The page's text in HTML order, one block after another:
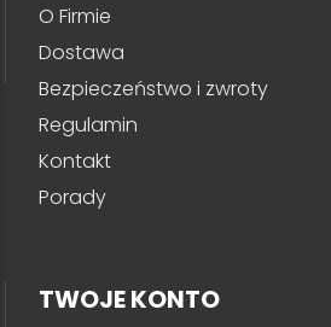
O Firmie
Dostawa
Bezpieczeństwo i zwroty
Regulamin
Kontakt
Porady
TWOJE KONTO